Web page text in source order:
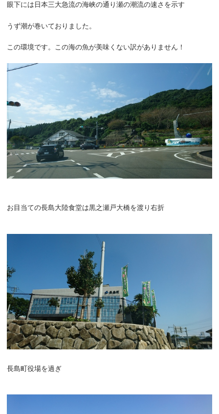
眼下には日本三大急流の海峡の通り瀬の潮流の速さを示す
うず潮が巻いておりました。
この環境です。この海の魚が美味くない訳がありません！
お目当ての長島大陸食堂は黒之瀬戸大橋を渡り右折
長島町役場を過ぎ